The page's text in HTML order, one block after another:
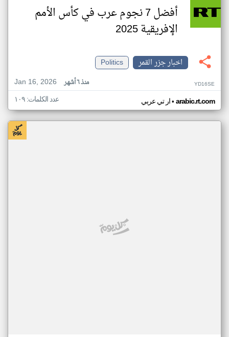
أفضل 7 نجوم عرب في كأس الأمم
الإفريقية 2025
اخبار جزر القمر
Politics
Jan 16, 2026
منذ ٦ أشهر YD16SE
ار تي عربي• arabic.rt.com عدد الكلمات: ١٠٩